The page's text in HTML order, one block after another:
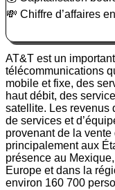
💸 Chiffre d’affaires
AT&T est un
télécommunications
mobile et fixe, des
haut débit, des
satellite. Les revenus
de services et
provenant de la
principalement aux
présence au
Europe et dans la
environ 160 700